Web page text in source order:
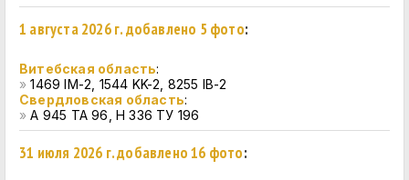
1 августа 2026 г. добавлено 5 фото:
Витебская область:
»1469 IM-2, 1544 KK-2, 8255 IB-2
Свердловская область:
»А 945 ТА 96, Н 336 ТУ 196
31 июля 2026 г. добавлено 16 фото: